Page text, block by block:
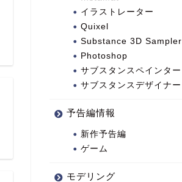
イラストレーター
Quixel
Substance 3D Sampler
Photoshop
サブスタンスペインター
サブスタンスデザイナー
予告編情報
新作予告編
ゲーム
モデリング